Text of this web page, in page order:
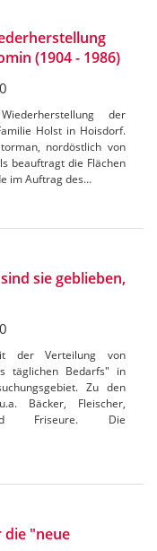
(1904 - 1986)
der
Holst in Hoisdorf.
nordöstlich von
beauftragt die Flächen
im Auftrag des…
sie geblieben,
der Verteilung von
täglichen Bedarfs" in
Zu den
Bäcker, Fleischer,
Friseure. Die
die "neue